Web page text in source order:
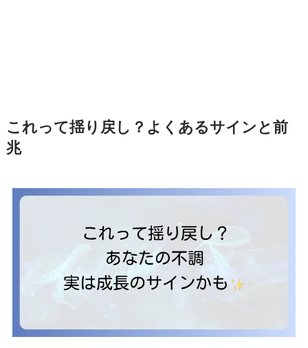
これって揺り戻し？よくあるサインと前
兆